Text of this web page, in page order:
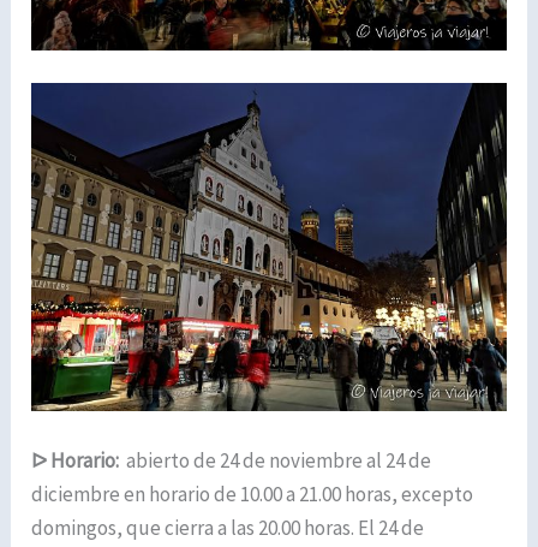
ᐅHorario: abierto de 24 de noviembre al 24 de
diciembre en horario de 10.00 a 21.00 horas, excepto
domingos, que cierra a las 20.00 horas. El 24 de